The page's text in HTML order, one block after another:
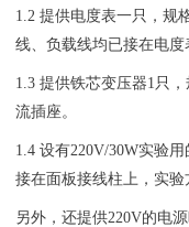
1.2 提供电度表一只，规
线、负载线均已接在电度
1.3 提供铁芯变压器1只
流插座。
1.4 设有220V/30W实验
接在面板接线柱上，实验
另外，还提供220V的电